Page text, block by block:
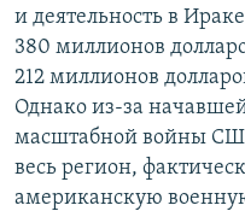
и деятельность в Ираке
380 миллионов
212 миллионов
Однако из-за
масштабной войны
весь регион,
американскую